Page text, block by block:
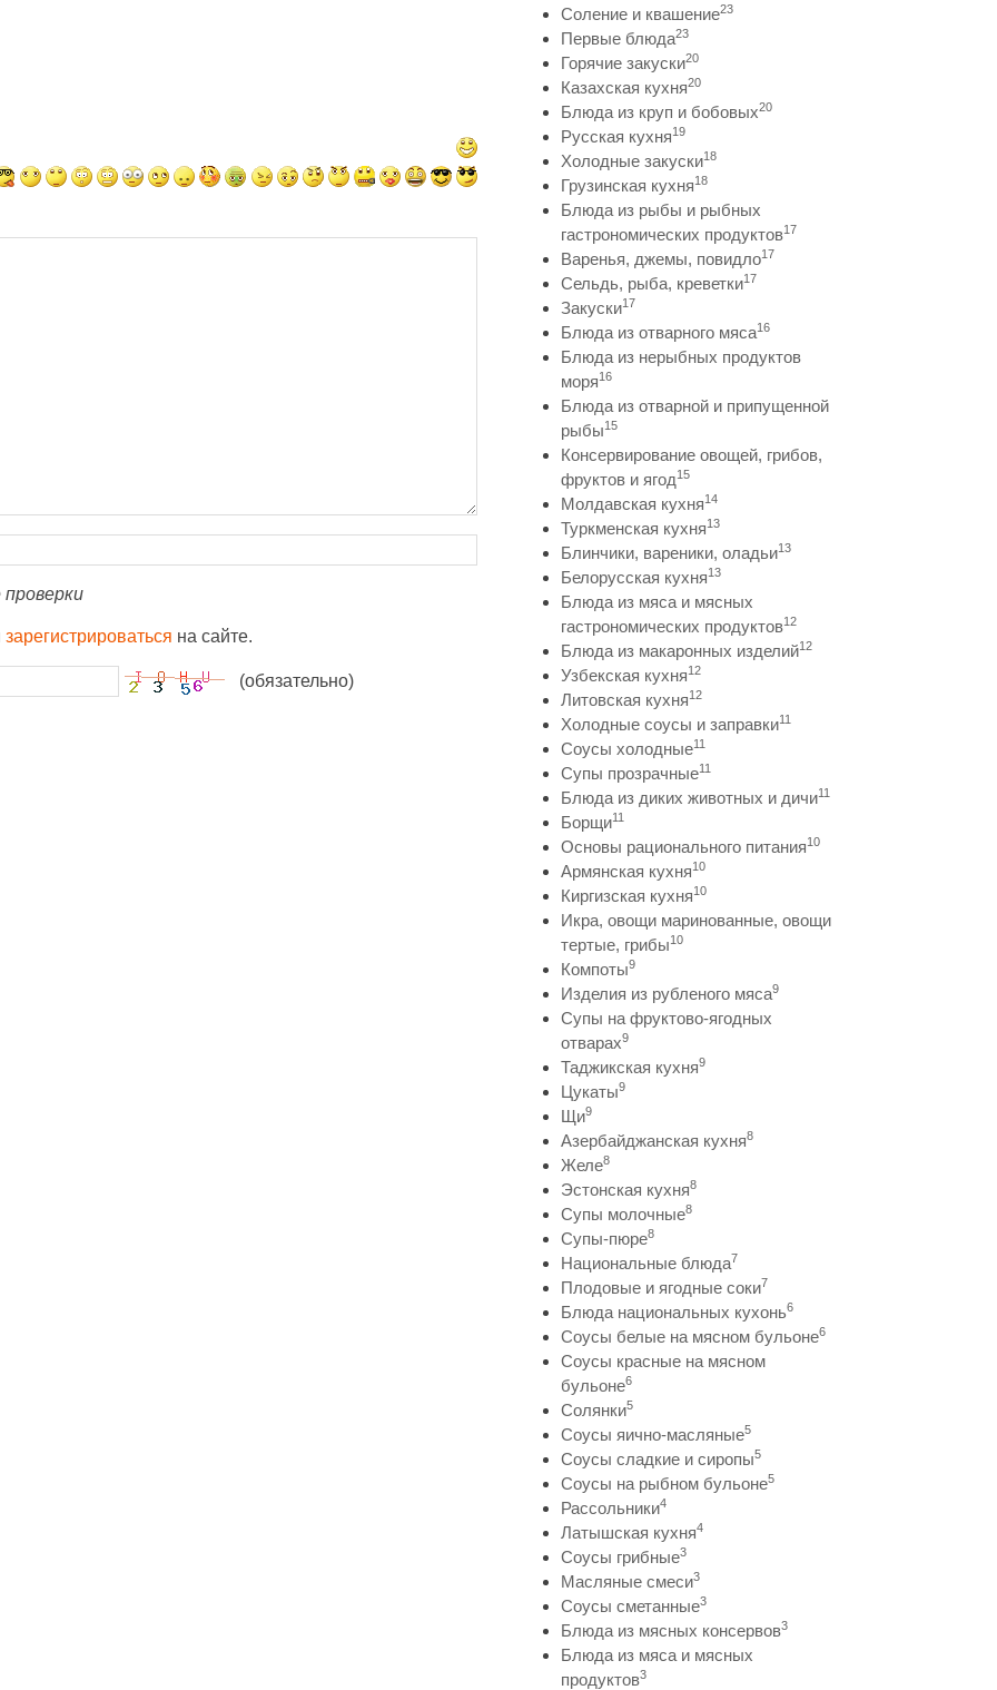
зарегистрироваться на сайте.
(обязательно)
Соление и квашение23
Первые блюда23
Горячие закуски20
Казахская кухня20
Блюда из круп и бобовых20
Русская кухня19
Холодные закуски18
Грузинская кухня18
Блюда из рыбы и рыбных
гастрономических продуктов17
Варенья, джемы, повидло17
Сельдь, рыба, креветки17
Закуски17
Блюда из отварного мяса16
Блюда из нерыбных продуктов
моря16
Блюда из отварной и припущенной
рыбы15
Консервирование овощей, грибов,
фруктов и ягод15
Молдавская кухня14
Туркменская кухня13
Блинчики, вареники, оладьи13
Белорусская кухня13
Блюда из мяса и мясных
гастрономических продуктов12
Блюда из макаронных изделий12
Узбекская кухня12
Литовская кухня12
Холодные соусы и заправки11
Соусы холодные11
Супы прозрачные11
Блюда из диких животных и дичи11
Борщи11
Основы рационального питания10
Армянская кухня10
Киргизская кухня10
Икра, овощи маринованные, овощи
тертые, грибы10
Компоты9
Изделия из рубленого мяса9
Супы на фруктово-ягодных
отварах9
Таджикская кухня9
Цукаты9
Щи9
Азербайджанская кухня8
Желе8
Эстонская кухня8
Супы молочные8
Супы-пюре8
Национальные блюда7
Плодовые и ягодные соки7
Блюда национальных кухонь6
Соусы белые на мясном бульоне6
Соусы красные на мясном
бульоне6
Солянки5
Соусы яично-масляные5
Соусы сладкие и сиропы5
Соусы на рыбном бульоне5
Рассольники4
Латышская кухня4
Соусы грибные3
Масляные смеси3
Соусы сметанные3
Блюда из мясных консервов3
Блюда из мяса и мясных
продуктов3